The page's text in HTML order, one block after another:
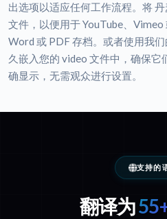
出选项以适应任何工作流程。将
文件，以便用于 YouTube、
Word 或 PDF 存档。或者使用我
久嵌入您的 video 文件中，确保它
确显示，无需观众进行设置。
支持的
翻译为